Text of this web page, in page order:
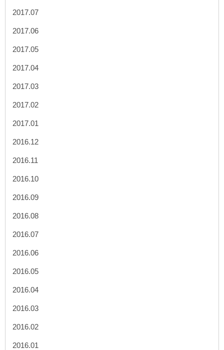
2017.07
2017.06
2017.05
2017.04
2017.03
2017.02
2017.01
2016.12
2016.11
2016.10
2016.09
2016.08
2016.07
2016.06
2016.05
2016.04
2016.03
2016.02
2016.01